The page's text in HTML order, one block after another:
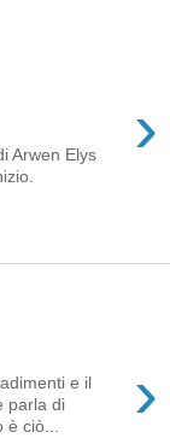
›
Arwen Elys
›
e il
parla di
ciò...